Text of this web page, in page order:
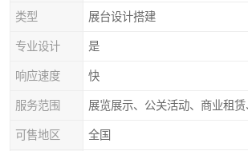
类型 展台设计搭建
专业设计 是
响应速度 快
服务范围 展览展示、公关活动、商业租
可售地区 全国